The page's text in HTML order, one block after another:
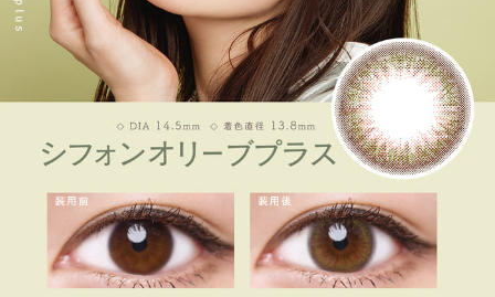
商品レビューの投稿は ログインが必要です。
OTHER COLOR
» シフォンオリーブプラス
» スウィートブラウンプラス